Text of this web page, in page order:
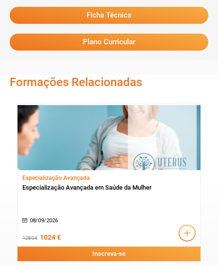
Ficha Técnica
Plano Curricular
Formações Relacionadas
Especialização Avançada
Especialização Avançada em Saúde da Mulher
08/09/2026
1280 € 1024 €
Inscreva-se